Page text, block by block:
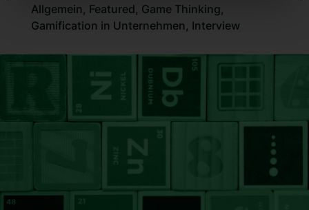
Allgemein , Featured, Game Thinking,
Gamification in Unternehmen , Interview